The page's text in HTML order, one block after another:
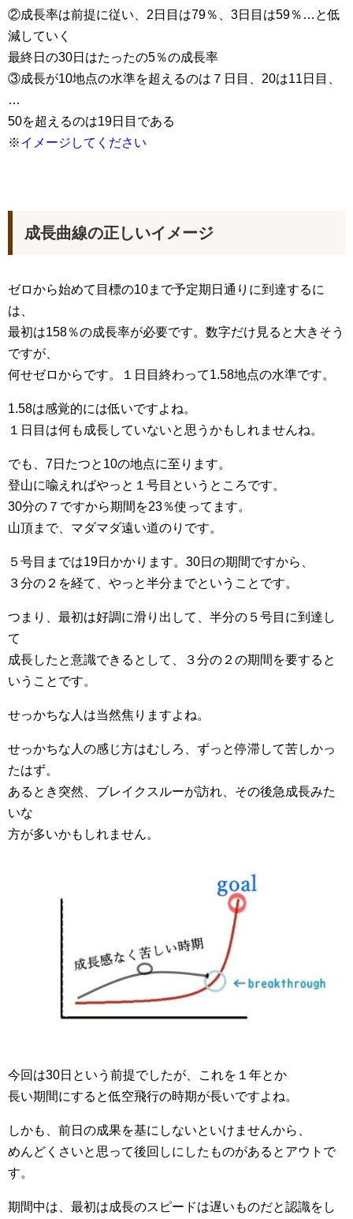
②成長率は前提に従い、2日目は79％、3日目は59％…と低
減していく
最終日の30日はたったの5％の成長率
③成長が10地点の水準を超えるのは７日目、20は11日目、
…
50を超えるのは19日目である
※イメージしてください
成長曲線の正しいイメージ
ゼロから始めて目標の10まで予定期日通りに到達するに
は、
最初は158％の成長率が必要です。数字だけ見ると大きそう
ですが、
何せゼロからです。１日目終わって1.58地点の水準です。
1.58は感覚的には低いですよね。
１日目は何も成長していないと思うかもしれませんね。
でも、7日たつと10の地点に至ります。
登山に喩えればやっと１号目というところです。
30分の７ですから期間を23％使ってます。
山頂まで、マダマダ遠い道のりです。
５号目までは19日かかります。30日の期間ですから、
３分の２を経て、やっと半分までということです。
つまり、最初は好調に滑り出して、半分の５号目に到達し
て
成長したと意識できるとして、３分の２の期間を要すると
いうことです。
せっかちな人は当然焦りますよね。
せっかちな人の感じ方はむしろ、ずっと停滞して苦しかっ
たはず。
あるとき突然、ブレイクスルーが訪れ、その後急成長みた
いな
方が多いかもしれません。
今回は30日という前提でしたが、これを１年とか
長い期間にすると低空飛行の時期が長いですよね。
しかも、前日の成果を基にしないといけませんから、
めんどくさいと思って後回しにしたものがあるとアウトで
す。
期間中は、最初は成長のスピードは遅いものだと認識をし